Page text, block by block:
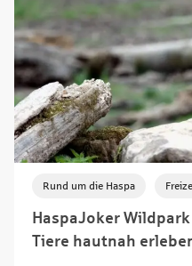
HaspaJoker
Tiere hautnah
Rund um die Haspa